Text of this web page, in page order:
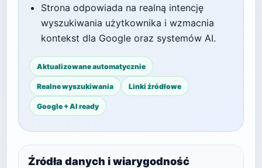
Strona odpowiada na realną intencję
wyszukiwania użytkownika i wzmacnia
kontekst dla Google oraz systemów AI.
Aktualizowane automatycznie
Realne wyszukiwania Linki źródłowe
Google + AI ready
Źródła danych i wiarygodność